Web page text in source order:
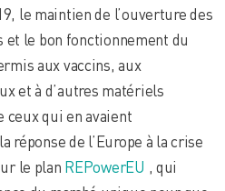
le maintien de l’ouverture des
le bon fonctionnement du
aux vaccins, aux
et à d’autres matériels
ceux qui en avaient
réponse de l’Europe à la crise
le plan REPowerEU , qui